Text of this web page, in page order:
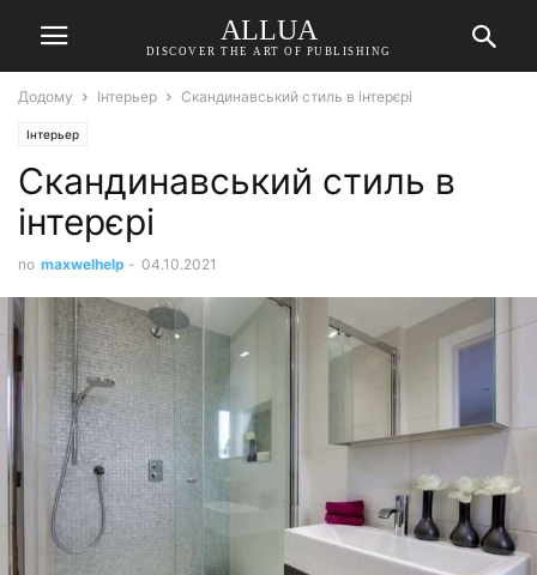
ALLUA
DISCOVER THE ART OF PUBLISHING
Додому Інтерьер Скандинавський стиль в інтерєрі
Інтерьер
Скандинавський стиль в
інтерєрі
по maxwelhelp - 04.10.2021